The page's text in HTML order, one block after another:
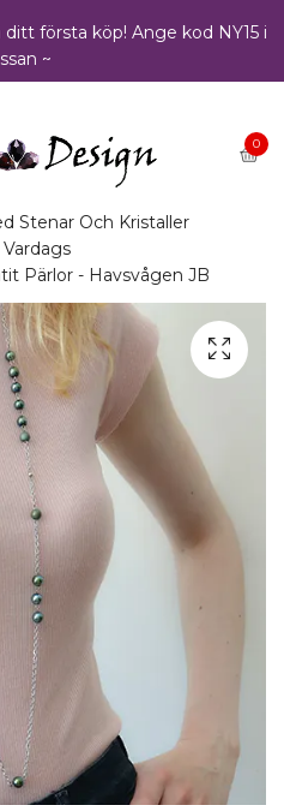
ditt första köp! Ange kod NY15 i
~
0
Stenar Och Kristaller
Pärlor - Havsvågen JB